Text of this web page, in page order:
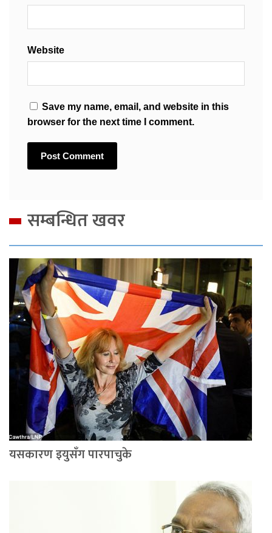
Website
Save my name, email, and website in this
browser for the next time I comment.
सम्बन्धित खवर
यसकारण इयुसँग पारपाचुके